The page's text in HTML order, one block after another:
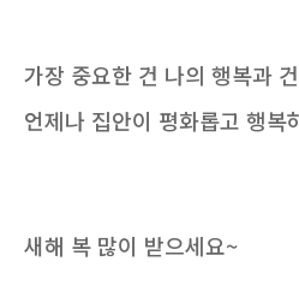
가장 중요한 건 나의 행복과
언제나 집안이 평화롭고 행복
새해 복 많이 받으세요~